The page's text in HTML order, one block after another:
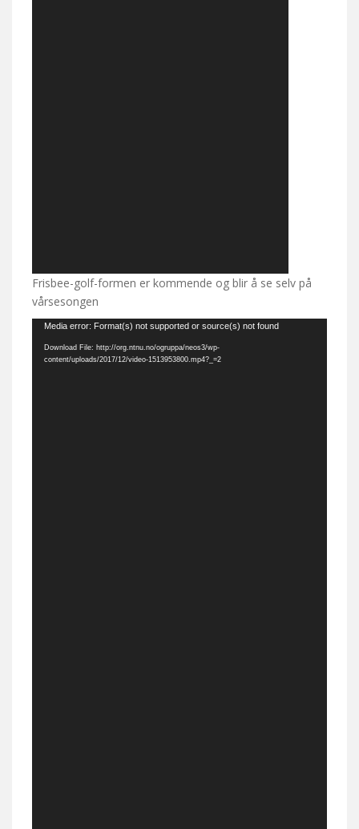
Frisbee-golf-formen er kommende og blir å se selv på
vårsesongen
Video
Player
Media error: Format(s) not supported or source(s) not found
Download File: http://org.ntnu.no/ogruppa/neos3/wp-
content/uploads/2017/12/video-1513953800.mp4?_=2